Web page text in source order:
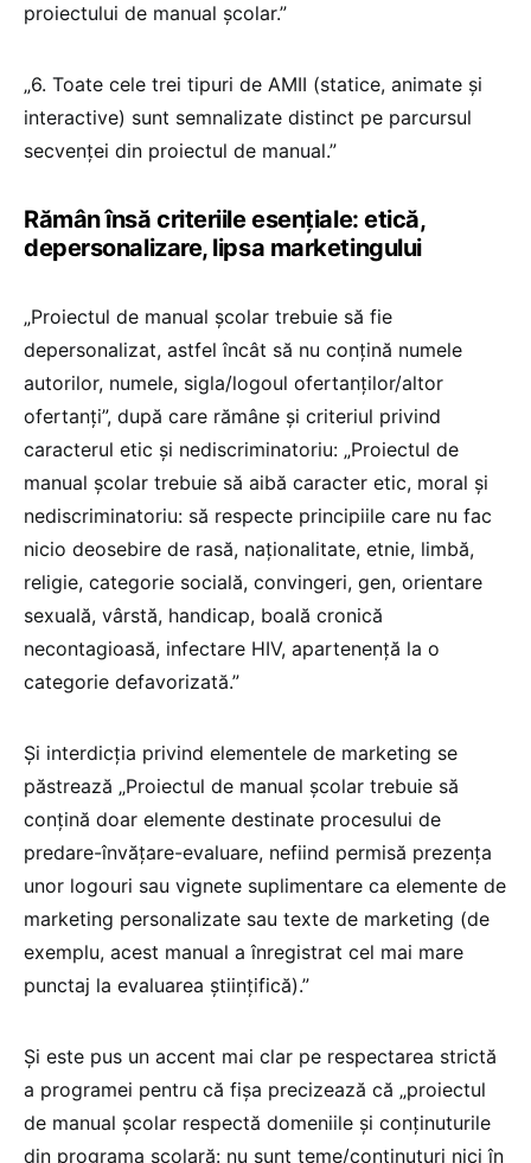
proiectului de manual şcolar.”
„6. Toate cele trei tipuri de AMII (statice, animate şi
interactive) sunt semnalizate distinct pe parcursul
secvenței din proiectul de manual.”
Rămân însă criteriile esențiale: etică,
depersonalizare, lipsa marketingului
„Proiectul de manual şcolar trebuie să fie
depersonalizat, astfel încât să nu conţină numele
autorilor, numele, sigla/logoul ofertanţilor/altor
ofertanţi”, după care rămâne și criteriul privind
caracterul etic și nediscriminatoriu: „Proiectul de
manual şcolar trebuie să aibă caracter etic, moral şi
nediscriminatoriu: să respecte principiile care nu fac
nicio deosebire de rasă, naţionalitate, etnie, limbă,
religie, categorie socială, convingeri, gen, orientare
sexuală, vârstă, handicap, boală cronică
necontagioasă, infectare HIV, apartenenţă la o
categorie defavorizată.”
Și interdicția privind elementele de marketing se
păstrează „Proiectul de manual şcolar trebuie să
conţină doar elemente destinate procesului de
predare-învăţare-evaluare, nefiind permisă prezenţa
unor logouri sau vignete suplimentare ca elemente de
marketing personalizate sau texte de marketing (de
exemplu, acest manual a înregistrat cel mai mare
punctaj la evaluarea ştiinţifică).”
Și este pus un accent mai clar pe respectarea strictă
a programei pentru că fișa precizează că „proiectul
de manual școlar respectă domeniile şi conţinuturile
din programa școlară: nu sunt teme/conținuturi nici în